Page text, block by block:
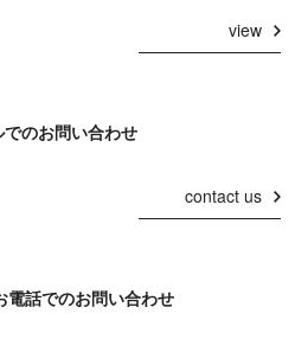
view
でのお問い合わせ
contact us
電話でのお問い合わせ